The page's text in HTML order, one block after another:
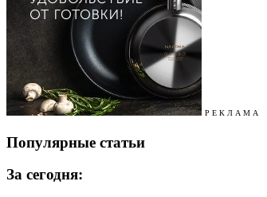
Р Е К Л А М А
Популярные статьи
За сегодня: